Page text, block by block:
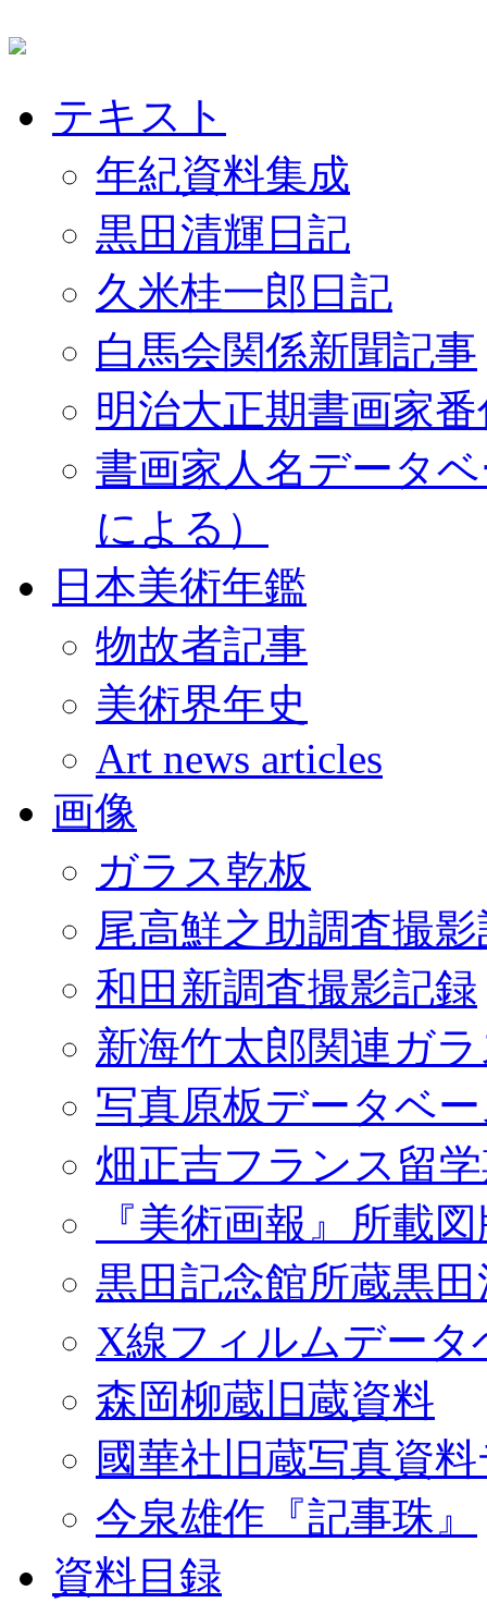
テキスト
年紀資料集成
黒田清輝日記
久米桂一郎日記
白馬会関係新聞記事
明治大正期書画家
書画家人名データ
による）
日本美術年鑑
物故者記事
美術界年史
Art news articles
画像
ガラス乾板
尾高鮮之助調査撮
和田新調査撮影記録
新海竹太郎関連ガ
写真原板データベ
畑正吉フランス留
『美術画報』所載
黒田記念館所蔵黒
X線フィルムデータ
森岡柳蔵旧蔵資料
國華社旧蔵写真資
今泉雄作『記事珠』
資料目録